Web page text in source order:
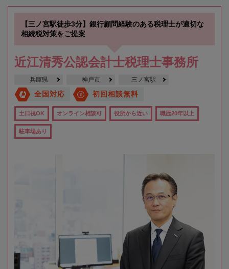
【三ノ宮駅徒歩3分】銀行顧問経験のある税理士が適切な
相続税対策をご提案
近江清秀公認会計士税理士事務所
兵庫県 神戸市 三ノ宮駅
全国対応 初回相談無料
土日祝OK オンライン相談可 役所から近い 職歴20年以上
駐車場あり